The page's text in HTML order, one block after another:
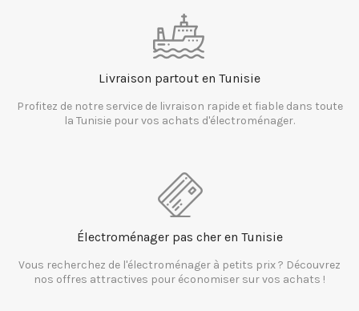
Livraison partout en Tunisie
Profitez de notre service de livraison rapide et fiable dans toute
la Tunisie pour vos achats d'électroménager.
Électroménager pas cher en Tunisie
Vous recherchez de l'électroménager à petits prix ? Découvrez
nos offres attractives pour économiser sur vos achats !